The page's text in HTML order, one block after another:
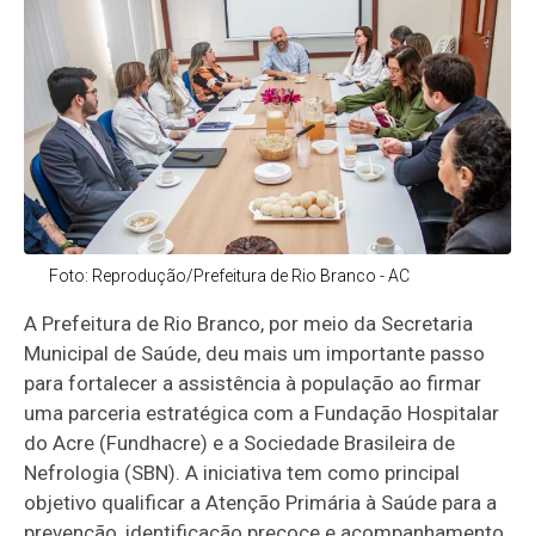
Foto: Reprodução/Prefeitura de Rio Branco - AC
A Prefeitura de Rio Branco, por meio da Secretaria
Municipal de Saúde, deu mais um importante passo
para fortalecer a assistência à população ao firmar
uma parceria estratégica com a Fundação Hospitalar
do Acre (Fundhacre) e a Sociedade Brasileira de
Nefrologia (SBN). A iniciativa tem como principal
objetivo qualificar a Atenção Primária à Saúde para a